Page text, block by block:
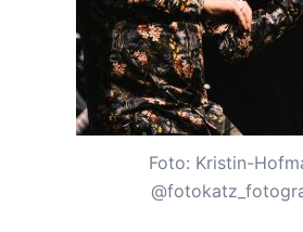
Foto: Kristin-